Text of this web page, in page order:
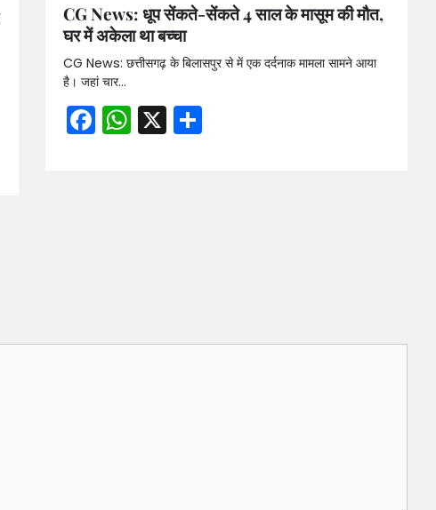
CG News: धूप सेंकते-सेंकते 4 साल के मासूम की मौत,
घर में अकेला था बच्चा
CG News: छत्तीसगढ़ के बिलासपुर से में एक दर्दनाक मामला सामने आया
है। जहां चार…
Facebook
WhatsApp
X